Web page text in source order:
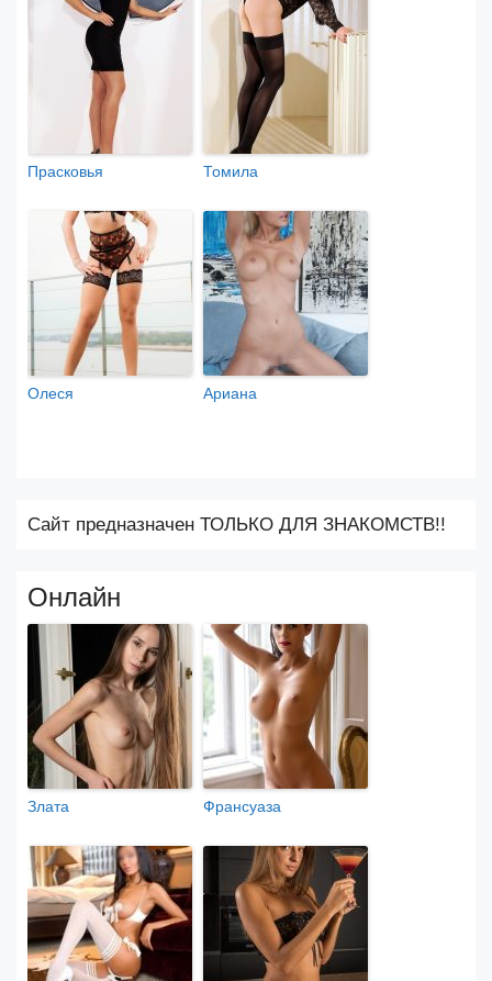
Прасковья Томила
Олеся Ариана
Сайт предназначен ТОЛЬКО ДЛЯ ЗНАКОМСТВ!!
Онлайн
Злата Франсуаза